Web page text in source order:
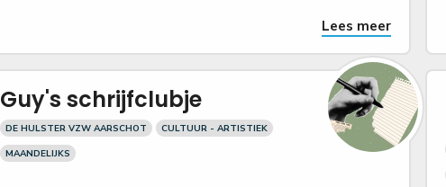
Lees meer
Guy's schrijfclubje
DE HULSTER VZW AARSCHOT
CULTUUR - ARTISTIEK
MAANDELIJKS